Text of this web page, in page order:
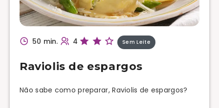
50 min. 4 Sem Leite
Raviolis de espargos
Não sabe como preparar, Raviolis de espargos?